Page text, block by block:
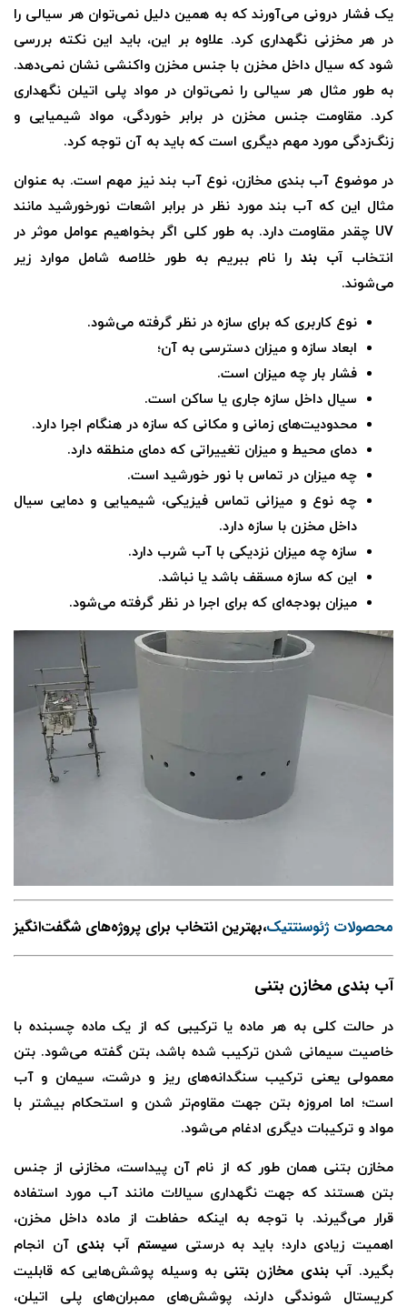
یک فشار درونی می‌آورند که به همین دلیل نمی‌توان هر سیالی را
در هر مخزنی نگهداری کرد.‌ علاوه بر این، باید این نکته بررسی
شود که سیال داخل مخزن با جنس مخزن واکنشی نشان نمی‌دهد.
به طور مثال هر سیالی را نمی‌توان در مواد پلی اتیلن نگهداری
کرد. مقاومت جنس مخزن در برابر خوردگی، مواد شیمیایی و
زنگ‌زدگی مورد مهم دیگری است که باید به آن توجه کرد.
در موضوع آب بندی مخازن، نوع آب بند نیز مهم است. به عنوان
مثال این که آب بند مورد نظر در برابر اشعات نورخورشید مانند
UV چقدر مقاومت دارد. به طور کلی اگر بخواهیم عوامل موثر در
انتخاب آب بند را نام ببریم به طور خلاصه شامل موارد زیر
می‌شوند.
نوع کاربری که برای سازه در نظر گرفته می‌شود.
ابعاد سازه و میزان دسترسی به آن؛
فشار بار چه میزان است.
سیال داخل سازه جاری یا ساکن است.
محدودیت‌های زمانی و مکانی که سازه در هنگام اجرا دارد.
دمای محیط و میزان تغییراتی که دمای منطقه دارد.
چه میزان در تماس با نور خورشید است.
چه نوع و میزانی تماس فیزیکی، شیمیایی و دمایی سیال
داخل مخزن با سازه دارد.
سازه چه میزان نزدیکی با آب شرب دارد.
این که سازه مسقف باشد یا نباشد.
میزان بودجه‌ای که برای اجرا در نظر گرفته می‌شود.
محصولات ژئوسنتتیک،بهترین انتخاب برای پروژه‌های شگفت‌انگیز
آب بندی مخازن بتنی
در حالت کلی به هر ماده یا ترکیبی که از یک ماده چسبنده با
خاصیت سیمانی شدن ترکیب شده باشد، بتن گفته می‌شود. بتن
معمولی یعنی ترکیب سنگدانه‌های ریز و درشت، سیمان و آب
است؛ اما امروزه بتن جهت مقاوم‌تر شدن و استحکام بیشتر با
مواد و ترکیبات دیگری ادغام می‌شود.
مخازن بتنی همان طور که از نام آن پیداست، مخازنی از جنس
بتن هستند که جهت نگهداری سیالات مانند آب مورد استفاده
قرار می‌گیرند‌. با توجه به اینکه حفاطت از ماده داخل مخزن،
اهمیت زیادی دارد؛ باید به درستیسیستم آب بندی آن انجام
بگیرد. آب بندی مخازن بتنی به وسیله پوشش‌هایی که قابلیت
کریستال شوندگی دارند، پوشش‌های ممبران‌های پلی اتیلن،